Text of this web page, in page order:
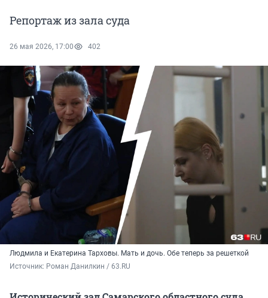
Репортаж из зала суда
26 мая 2026, 17:00 402
Людмила и Екатерина Тарховы. Мать и дочь. Обе теперь за решеткой
Источник: Роман Данилкин / 63.RU